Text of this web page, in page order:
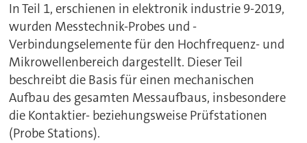
In Teil 1, erschienen in elektronik industrie 9-2019,
wurden Messtechnik-Probes und -
Verbindungselemente für den Hochfrequenz- und
Mikrowellenbereich dargestellt. Dieser Teil
beschreibt die Basis für einen mechanischen
Aufbau des gesamten Messaufbaus, insbesondere
die Kontaktier- beziehungsweise Prüfstationen
(Probe Stations).